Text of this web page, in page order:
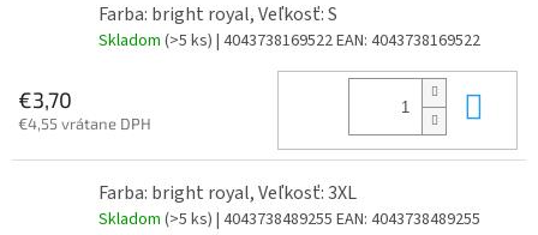
Farba: bright royal, Veľkosť: S
Skladom (>5 ks) | 4043738169522EAN: 4043738169522
€3,70
€4,55 vrátane DPH
Farba: bright royal, Veľkosť: 3XL
Skladom (>5 ks) | 4043738489255 EAN: 4043738489255